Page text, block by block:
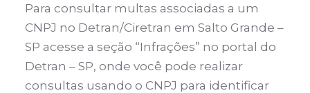
Para consultar multas associadas a um
CNPJ no Detran/Ciretran em Salto Grande –
SP acesse a seção “Infrações” no portal do
Detran – SP, onde você pode realizar
consultas usando o CNPJ para identificar